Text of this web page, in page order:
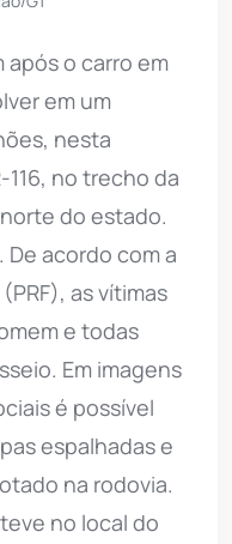
após o carro em
em um
nesta
no trecho da
do estado.
De acordo com a
as vítimas
e todas
Em imagens
é possível
espalhadas e
na rodovia.
no local do